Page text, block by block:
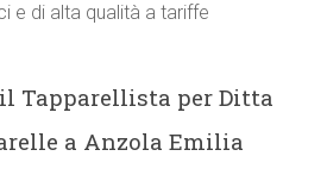
e di alta qualità a tariffe
Tapparellista per Ditta
a Anzola Emilia